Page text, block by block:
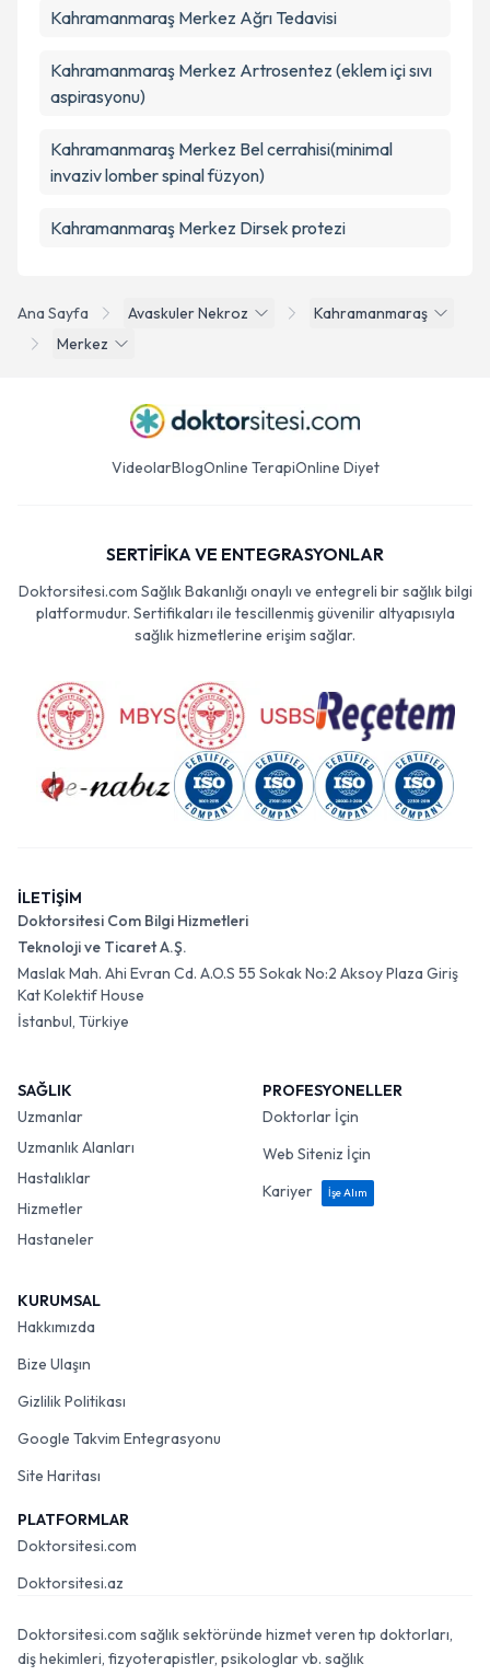
Ana Sayfa Avaskuler Nekroz
Kahramanmaraş
Merkez
Kahramanmaraş Merkez Ağrı Tedavisi
Kahramanmaraş Merkez Artrosentez (eklem içi sıvı
aspirasyonu)
Kahramanmaraş Merkez Bel cerrahisi(minimal
invaziv lomber spinal füzyon)
Kahramanmaraş Merkez Dirsek protezi
VideolarBlogOnline TerapiOnline Diyet
SERTİFİKA VE ENTEGRASYONLAR
Doktorsitesi.com Sağlık Bakanlığı onaylı ve entegreli bir sağlık bilgi
platformudur. Sertifikaları ile tescillenmiş güvenilir altyapısıyla
sağlık hizmetlerine erişim sağlar.
İLETİŞİM
Doktorsitesi Com Bilgi Hizmetleri
Teknoloji ve Ticaret A.Ş.
Maslak Mah. Ahi Evran Cd. A.O.S 55 Sokak No:2 Aksoy Plaza Giriş
Kat Kolektif House
İstanbul, Türkiye
SAĞLIK
Uzmanlar
Uzmanlık Alanları
Hastalıklar
Hizmetler
Hastaneler
PROFESYONELLER
Doktorlar İçin
Web Siteniz İçin
Kariyer
İşe Alım
KURUMSAL
Hakkımızda
Bize Ulaşın
Gizlilik Politikası
Google Takvim Entegrasyonu
Site Haritası
PLATFORMLAR
Doktorsitesi.com
Doktorsitesi.az
Doktorsitesi.com sağlık sektöründe hizmet veren tıp doktorları,
diş hekimleri, fizyoterapistler, psikologlar vb. sağlık